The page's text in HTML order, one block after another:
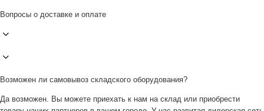
Вопросы о доставке и оплате
Возможен ли самовывоз складского оборудования?
Да возможен. Вы можете приехать к нам на склад или приобрести